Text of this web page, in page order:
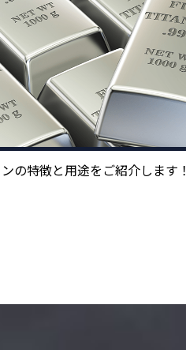
の特徴と用途をご紹介します！